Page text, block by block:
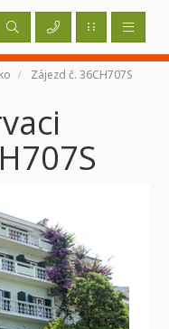
Zájezd č. 36CH707S